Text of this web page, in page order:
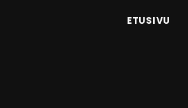
ETUSIVU